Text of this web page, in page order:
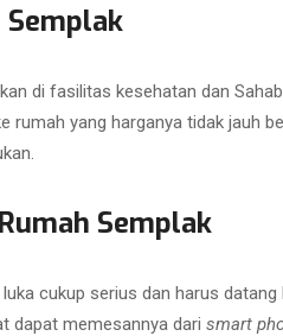
Semplak
di fasilitas kesehatan dan
rumah yang harganya tidak jauh
Semplak
cukup serius dan harus
dapat memesannya dari smart